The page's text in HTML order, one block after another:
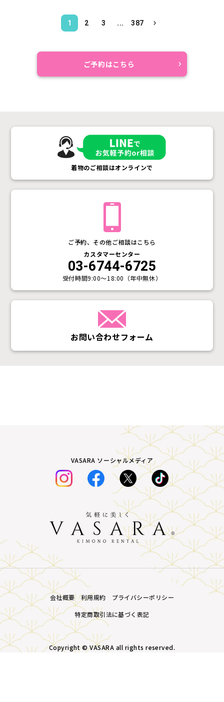
1 2 3 ... 387
ご予約はこちら
お問い合わせフォーム
ご予約、その他ご相談はこちら
カスタマーセンター
03-6744-6725
受付時間9:00〜18:00（年中無休）
着物のご相談はオンラインで
VASARA ソーシャルメディア
会社概要 利用規約
プライバシーポリシー
特定商取引法に基づく表記
Copyright © VASARA all rights reserved.